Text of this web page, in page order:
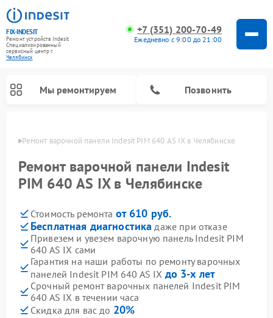
FIX-INDESIT
Ремонт устройств Indesit
Специализированный
cервисный центр г.
Челябинск
+7 (351) 200-70-49
Ежедневно с 9:00 до 21:00
Мы ремонтируем Позвонить
Ремонт варочной панели Indesit PIM 640 AS IX в Челябинске
Ремонт варочной панели Indesit
PIM 640 AS IX в Челябинске
Стоимость ремонта от 610 руб.
Бесплатная диагностика даже при отказе
Привезем и увезем варочную панель Indesit PIM
640 AS IX сами
Гарантия на наши работы по ремонту варочных
панелей Indesit PIM 640 AS IX до 3-х лет
Срочный ремонт варочных панелей Indesit PIM
640 AS IX в течении часа
Скидка для вас до 20%